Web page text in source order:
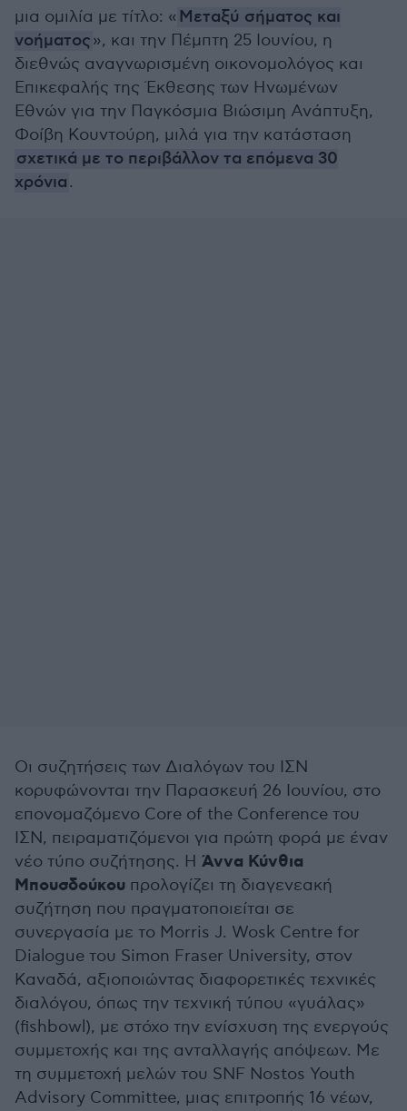
μια ομιλία με τίτλο: « Μεταξύ σήματος και
νοήματος», και την Πέμπτη 25 Ιουνίου, η
διεθνώς αναγνωρισμένη οικονομολόγος και
Επικεφαλής της Έκθεσης των Ηνωμένων
Εθνών για την Παγκόσμια Βιώσιμη Ανάπτυξη,
Φοίβη Κουντούρη, μιλά για την κατάσταση
σχετικά με το περιβάλλον τα επόμενα 30
χρόνια.
Οι συζητήσεις των Διαλόγων του ΙΣΝ
κορυφώνονται την Παρασκευή 26 Ιουνίου, στο
επονομαζόμενο Core of the Conference του
ΙΣΝ, πειραματιζόμενοι για πρώτη φορά με έναν
νέο τύπο συζήτησης. Η Άννα Κύνθια
Μπουσδούκου προλογίζει τη διαγενεακή
συζήτηση που πραγματοποιείται σε
συνεργασία με το Morris J. Wosk Centre for
Dialogue του Simon Fraser University, στον
Καναδά, αξιοποιώντας διαφορετικές τεχνικές
διαλόγου, όπως την τεχνική τύπου «γυάλας»
(fishbowl), με στόχο την ενίσχυση της ενεργούς
συμμετοχής και της ανταλλαγής απόψεων. Με
τη συμμετοχή μελών του SNF Nostos Youth
Advisory Committee, μιας επιτροπής 16 νέων,